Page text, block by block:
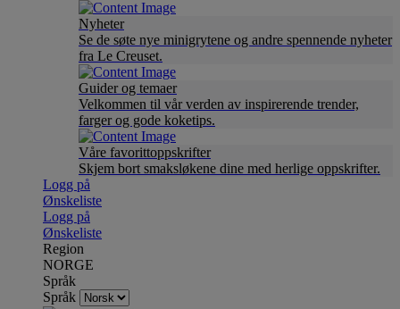
Nyheter
Se de søte nye minigrytene og andre spennende nyheter
fra Le Creuset.
Guider og temaer
Velkommen til vår verden av inspirerende trender,
farger og gode koketips.
Våre favorittoppskrifter
Skjem bort smaksløkene dine med herlige oppskrifter.
Logg på
Ønskeliste
Logg på
Ønskeliste
Region
NORGE
Språk
Språk